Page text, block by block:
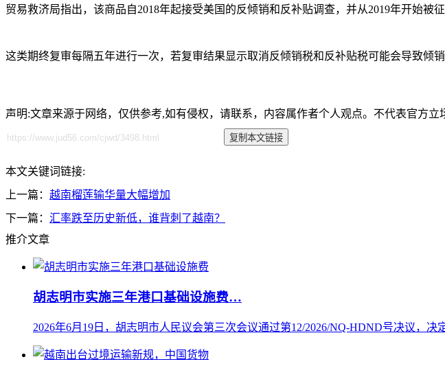
贸易救济局指出，该商品自2018年起接受美国的反倾销和反补贴调查，并从2019年开始被
这类期终复审每隔五年进行一次，若复审结果显示取消反倾销税和反补贴税可能会导致倾
声明:文章来源于网络，仅供参考,如有侵权，请联系，内容属作者个人观点。不代表官方立
本文关键词链接:
上一篇： 越南榴莲输华量大幅增加
下一篇： 汇率跌至历史新低，谁背刺了越南？
推介文章
胡志明市实施三年港口基础设施费…
2026年6月19日，胡志明市人民议会第三次会议通过第12/2026/NQ-HDND号决议，决